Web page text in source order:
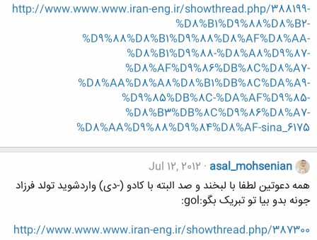
http://www.www.www.iran-eng.ir/showthread.php/388199-
%D8%B1%D9%88%D8%B2-
%D9%88%D8%B1%D9%88%D8%AF%D8%AA-
%D8%B1%D9%88-%D8%A8%D9%87-
%D8%AF%D9%86%DB%8C%D8%A7-
%D8%AA%D8%A8%D8%B1%DB%8C%DA%A9-
%D9%85%DB%8C-%DA%AF%D9%85-
%D8%B3%DB%8C%D9%86%D8%A7-
%D8%AA%D9%88%D9%84%D8%AF-sina_6175
asal_mohsenian
Jul 12, 2012
همه دعوتين لطفا با لبخند و صد البته با كادو (-دى) واردشويد تولد فرزاد
جونه بدو بیا تو تبریک بگو:gol:
http://www.www.www.iran-eng.ir/showthread.php/387300